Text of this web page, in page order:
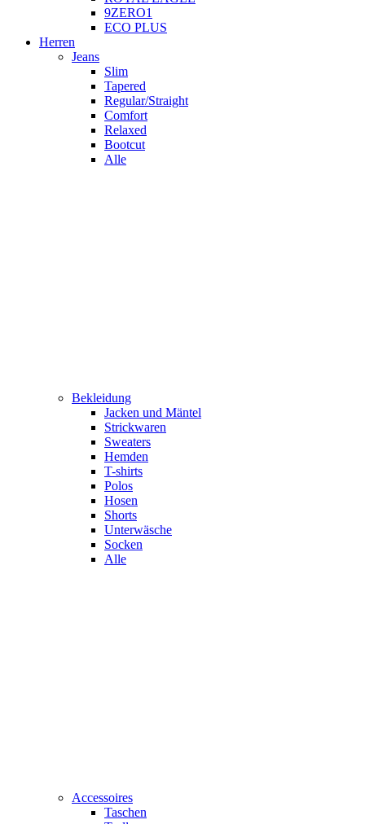
9ZERO1
ECO PLUS
Herren
Jeans
Slim
Tapered
Regular/Straight
Comfort
Relaxed
Bootcut
Alle
Bekleidung
Jacken und Mäntel
Strickwaren
Sweaters
Hemden
T-shirts
Polos
Hosen
Shorts
Unterwäsche
Socken
Alle
Accessoires
Taschen